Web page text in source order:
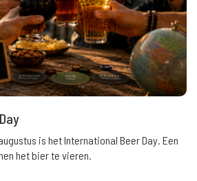
is het International Beer Day. Een
het bier te vieren.